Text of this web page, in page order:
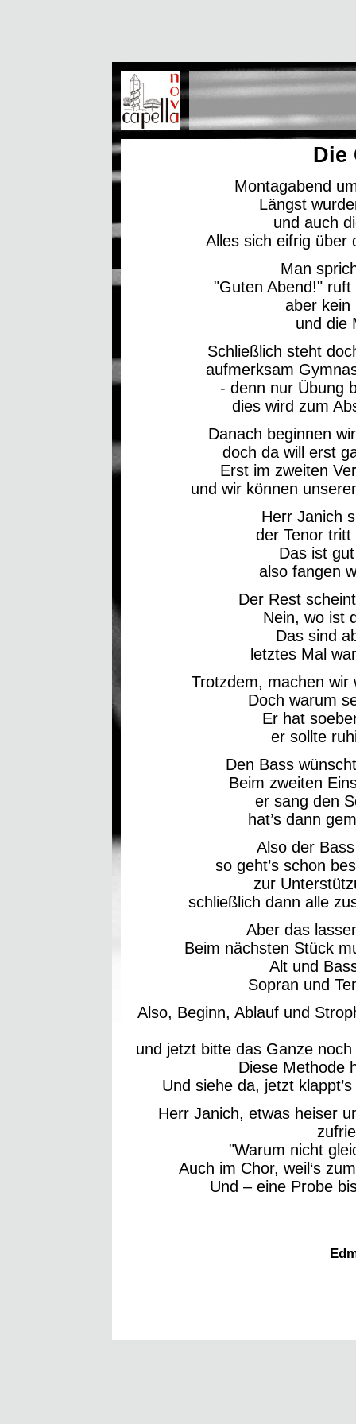
Die
Montagabend
Längst
und auch
Alles sich eifrig über
Man
"Guten Abend!"
aber kein
und die
Schließlich steht
aufmerksam
- denn nur Übung
dies wird zum
Danach beginnen
doch da will erst
Erst im zweiten
und wir können
Herr Janich
der Tenor
Das ist
also fangen
Der Rest
Nein, wo ist
Das sind
letztes Mal
Trotzdem, machen wir
Doch warum
Er hat
er sollte
Den Bass
Beim zweiten
er sang den
hat’s dann
Also der
so geht’s schon
zur
schließlich dann alle
Aber das
Beim nächsten Stück
Alt und
Sopran und
Also, Beginn, Ablauf und
und jetzt bitte das Ganze
Diese Methode
Und siehe da, jetzt
Herr Janich, etwas heiser
"Warum nicht
Auch im Chor, weil‘s
Und – eine Probe